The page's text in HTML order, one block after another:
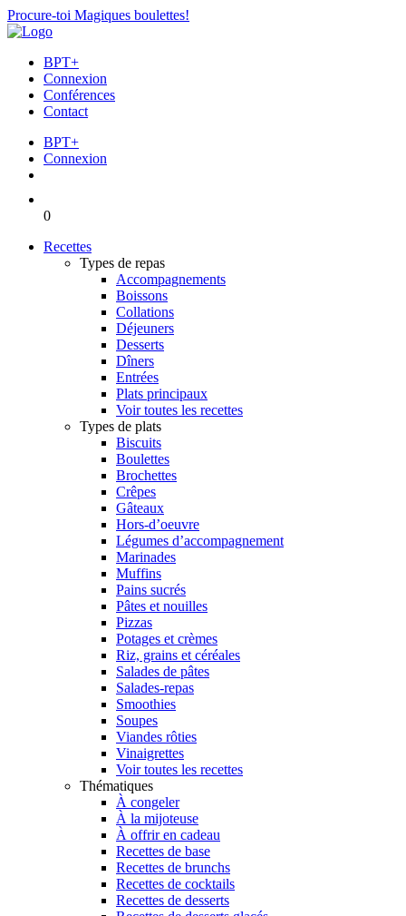
Procure-toi Magiques boulettes!
BPT+
Connexion
Conférences
Contact
BPT+
Connexion
0
Recettes
Types de repas
Accompagnements
Boissons
Collations
Déjeuners
Desserts
Dîners
Entrées
Plats principaux
Voir toutes les recettes
Types de plats
Biscuits
Boulettes
Brochettes
Crêpes
Gâteaux
Hors-d’oeuvre
Légumes d’accompagnement
Marinades
Muffins
Pains sucrés
Pâtes et nouilles
Pizzas
Potages et crèmes
Riz, grains et céréales
Salades de pâtes
Salades-repas
Smoothies
Soupes
Viandes rôties
Vinaigrettes
Voir toutes les recettes
Thématiques
À congeler
À la mijoteuse
À offrir en cadeau
Recettes de base
Recettes de brunchs
Recettes de cocktails
Recettes de desserts